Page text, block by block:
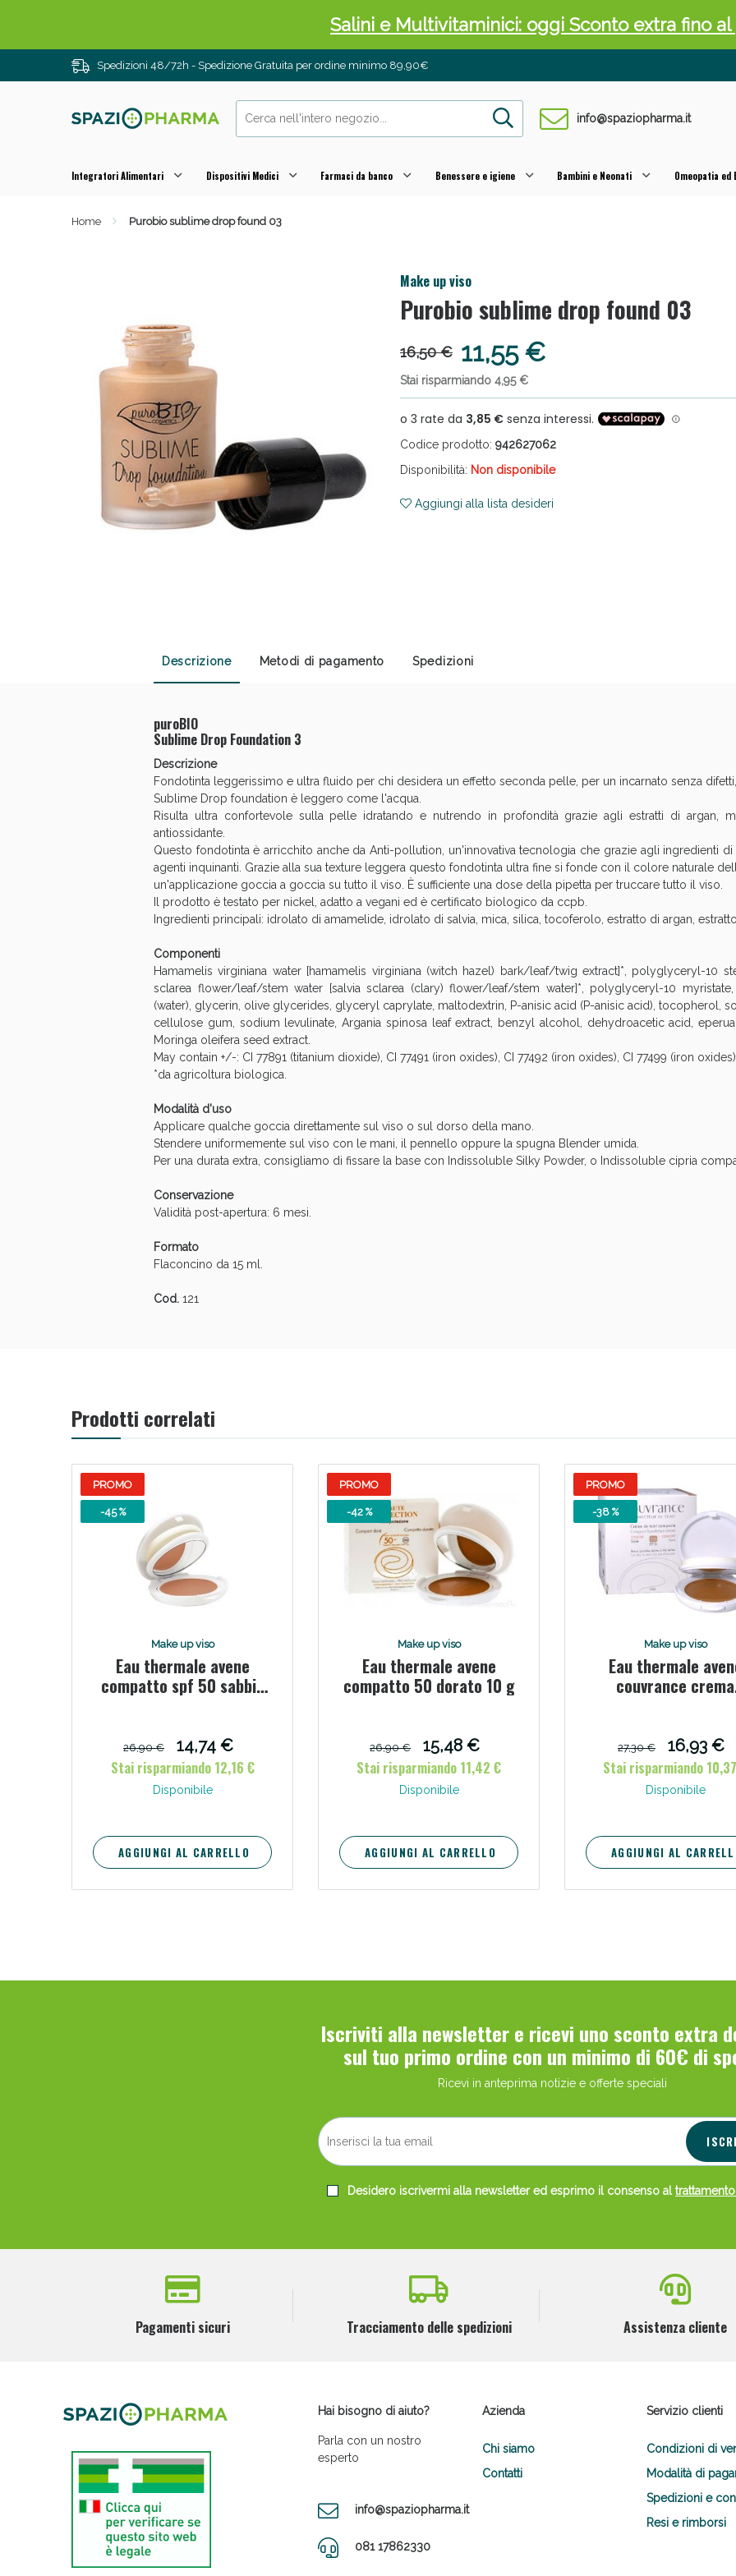
Spedizioni 48/72h - Spedizione Gratuita per ordine minimo 89,90€
info@spaziopharma.it
Integratori Alimentari Dispositivi Medici Farmaci da banco Benessere e igiene Bambini e Neonati Omeopatia
Home Purobio sublime drop found 03
Make up viso
Purobio sublime drop found 03
16,50 € 11,55 €
Stai risparmiando 4,95 €
Codice prodotto: 942627062
Disponibilità: Non disponibile
Aggiungi alla lista desideri
Descrizione Metodi di pagamento Spedizioni
puroBIO
Sublime Drop Foundation 3
Descrizione
Fondotinta leggerissimo e ultra fluido per chi desidera un effetto seconda pelle, per un incarnato senza
Sublime Drop foundation è leggero come l'acqua.
Risulta ultra confortevole sulla pelle idratando e nutrendo in profondità grazie agli estratti di argan,
antiossidante.
Questo fondotinta è arricchito anche da Anti-pollution, un'innovativa tecnologia che grazie agli ingredienti
agenti inquinanti. Grazie alla sua texture leggera questo fondotinta ultra fine si fonde con il colore naturale
un'applicazione goccia a goccia su tutto il viso. È sufficiente una dose della pipetta per truccare tutto il viso.
Il prodotto è testato per nickel, adatto a vegani ed è certificato biologico da ccpb.
Ingredienti principali: idrolato di amamelide, idrolato di salvia, mica, silica, tocoferolo, estratto di argan,
Componenti
Hamamelis virginiana water [hamamelis virginiana (witch hazel) bark/leaf/twig extract]*, polyglyceryl-10
sclarea flower/leaf/stem water [salvia sclarea (clary) flower/leaf/stem water]*, polyglyceryl-10
(water), glycerin, olive glycerides, glyceryl caprylate, maltodextrin, P-anisic acid (P-anisic acid), tocopherol,
cellulose gum, sodium levulinate, Argania spinosa leaf extract, benzyl alcohol, dehydroacetic acid, eperua
Moringa oleifera seed extract.
May contain +/-: CI 77891 (titanium dioxide), CI 77491 (iron oxides), CI 77492 (iron oxides), CI 77499 (iron oxides).
*da agricoltura biologica.
Modalità d'uso
Applicare qualche goccia direttamente sul viso o sul dorso della mano.
Stendere uniformemente sul viso con le mani, il pennello oppure la spugna Blender umida.
Per una durata extra, consigliamo di fissare la base con Indissoluble Silky Powder, o Indissoluble cipria
Conservazione
Validità post-apertura: 6 mesi.
Formato
Flaconcino da 15 ml.
Cod. 121
Prodotti correlati
PROMO
-45 %
Make up viso
Eau thermale avene
compatto spf 50 sabbia
26,90 €
14,74 €
Stai risparmiando 12,16 €
Disponibile
AGGIUNGI AL CARRELLO
PROMO
-42 %
Make up viso
Eau thermale avene
compatto 50 dorato 10 g
26,90 €
15,48 €
Stai risparmiando 11,42 €
Disponibile
AGGIUNGI AL CARRELLO
PROMO
-38 %
Make up viso
Eau thermale
couvrance crema
27,30 €
16,93 €
Stai risparmiando
Disponibile
AGGIUNGI AL
Iscriviti alla newsletter e ricevi uno sconto extra
sul tuo primo ordine con un minimo di 60€ di
Ricevi in anteprima notizie e offerte speciali
Desidero iscrivermi alla newsletter ed esprimo il consenso al
Pagamenti sicuri Tracciamento delle spedizioni Assistenza cliente
Hai bisogno di aiuto?
Parla con un nostro
esperto
info@spaziopharma.it
081 17862330
Azienda
Chi siamo
Contatti
Servizio clienti
Condizioni di
Modalità di
Spedizioni e
Resi e rimborsi
Salini e Multivitaminici: oggi Sconto extra fino al
Anticellulite e Fanghi: Sconto fino al 40% valido
Anticellulite e Fanghi: Sconto fino al 40% valido
Vie Urinarie e Prostata: Sconti fino al 45%
Scopri le offerte di Oggi